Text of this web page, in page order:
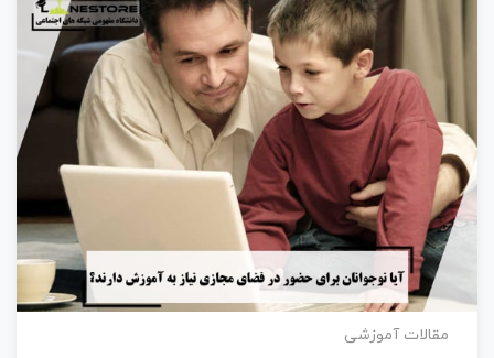
مقالات آموزشی